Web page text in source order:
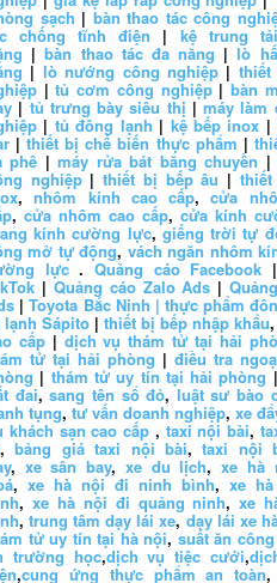
sạch | bàn thao tác công
chống tĩnh điện | kệ trung tải
|bàn thao tác đa năng |lò
| lò nướng công nghiệp |
|tủ cơm công nghiệp|bàn
| tủ trưng bày siêu thị | máy làm
| tủ đông lạnh | kệ bếp inox |
|thiết bị chế biến thực phẩm |
phê |máy rửa bát băng chuyền
nghiệp|thiết bị bếp âu |
,nhôm kính cao cấp,cửa
, cửa nhôm cao cấp, cửa kính
kính cường lực, giếng trời tự
mở tự động, vách ngăn nhôm
lực. Quảng cáo Facebook
| Quảng cáo Zalo Ads |
|Toyota Bắc Ninh | thực phẩm
Sápito | thiết bị bếp nhập khẩu
cấp| dịch vụ thám tử tại hải
tử tại hải phòng | điều tra
| thám tử uy tín tại hải phòng
đai,sang tên sổ đỏ, luật sư bào
tụng, tư vấn doanh nghiệp, xe
khách sạn cao cấp , taxi nội bài,
,bảng giá taxi nội bài,taxi nội
, xe sân bay, xe du lịch,xe hà
, xe hà nội đi ninh bình, xe
, xe hà nội đi quảng ninh,xe
,trung tâm dạy lái xe, dạy lái xe
tử uy tín tại hà nội, suất ăn
trường học,dịch vụ tiệc cưới,
,cung ứng thực phẩm an toàn,